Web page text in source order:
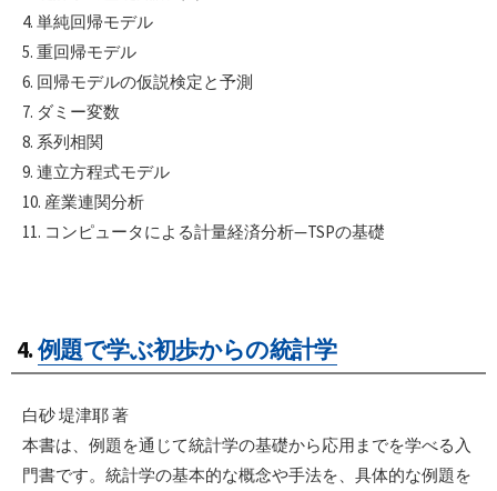
4. 単純回帰モデル
5. 重回帰モデル
6. 回帰モデルの仮説検定と予測
7. ダミー変数
8. 系列相関
9. 連立方程式モデル
10. 産業連関分析
11. コンピュータによる計量経済分析—TSPの基礎
4.例題で学ぶ初歩からの統計学
白砂 堤津耶 著
本書は、例題を通じて統計学の基礎から応用までを学べる入
門書です。統計学の基本的な概念や手法を、具体的な例題を